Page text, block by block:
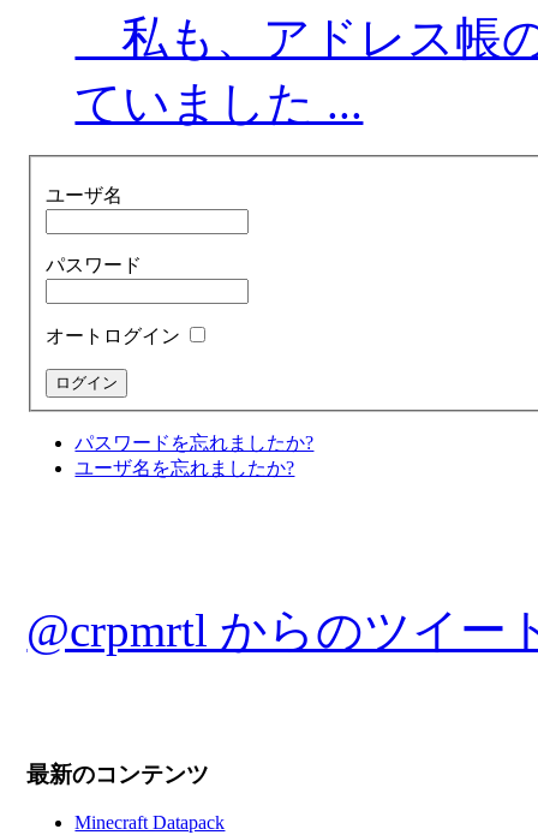
私も、アドレス帳
ていました ...
ユーザ名
パスワード
オートログイン
パスワードを忘れましたか?
ユーザ名を忘れましたか?
@crpmrtl からのツイー
最新のコンテンツ
Minecraft Datapack